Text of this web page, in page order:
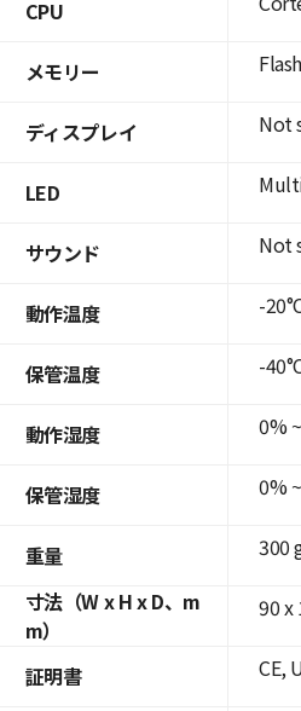
CPU
メモリー
ディスプレイ
LED
サウンド
動作温度
保管温度
動作湿度
保管湿度
重量
寸法（W x H x D、m
m）
証明書
Not
Not
-
-
0%
0%
300
90 x
CE,